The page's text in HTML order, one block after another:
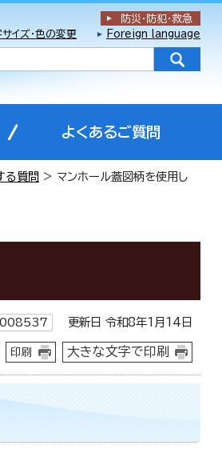
防災・防犯・救急
イズ・色の変更 Foreign language
よくあるご質問
る質問 > マンホール蓋図柄を使用し
更新日 令和8年1月14日
印刷 大きな文字で印刷